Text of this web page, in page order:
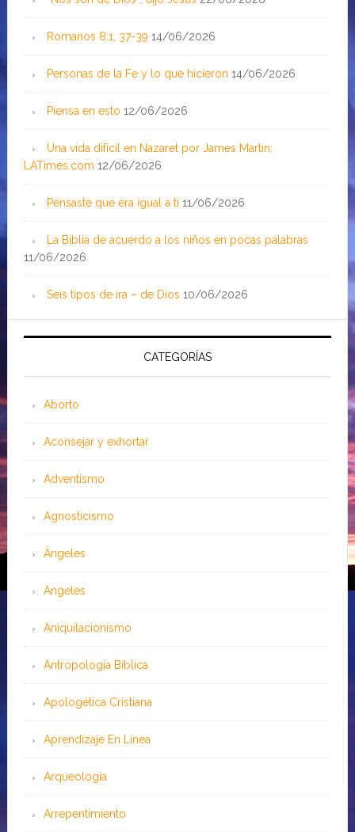
Romanos 8:1, 37-39 14/06/2026
Personas de la Fe y lo que hicieron 14/06/2026
Piensa en esto 12/06/2026
Una vida difícil en Nazaret por James Martin;
LATimes.com 12/06/2026
Pensaste que era igual a ti 11/06/2026
La Biblia de acuerdo a los niños en pocas palabras
11/06/2026
Seis tipos de ira – de Dios 10/06/2026
CATEGORÍAS
Aborto
Aconsejar y exhortar
Adventismo
Agnosticismo
Ángeles
Angeles
Aniquilacionismo
Antropología Bíblica
Apologética Cristiana
Aprendizaje En Línea
Arqueología
Arrepentimiento